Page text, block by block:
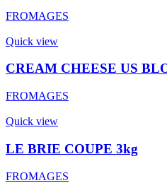
FROMAGES
Quick view
CREAM CHEESE US
FROMAGES
Quick view
LE BRIE COUPE 3kg
FROMAGES